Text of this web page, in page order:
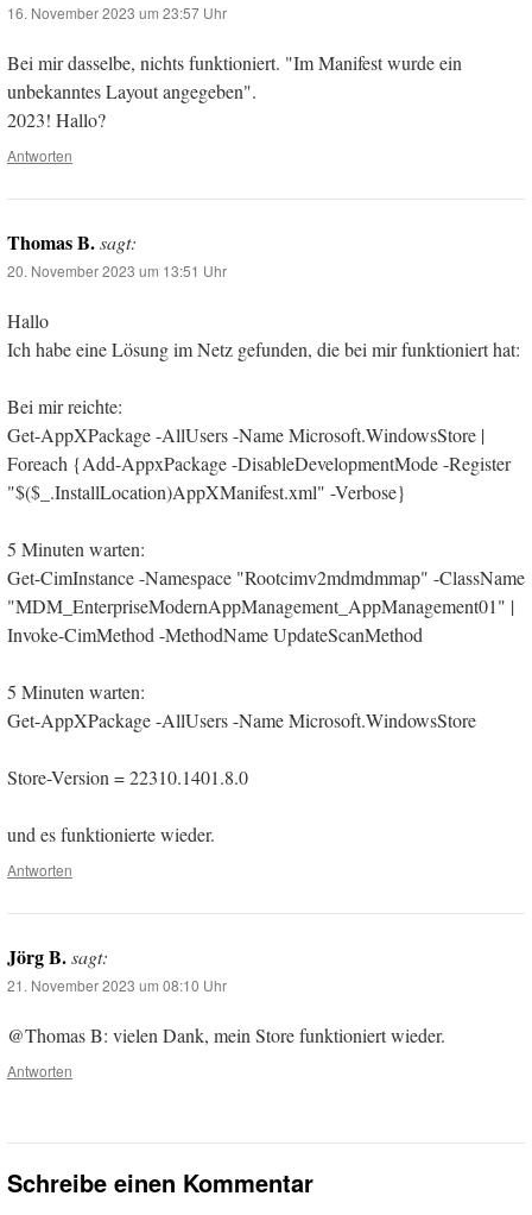
16. November 2023 um 23:57 Uhr
Bei mir dasselbe, nichts funktioniert. "Im Manifest wurde ein
unbekanntes Layout angegeben".
2023! Hallo?
Antworten
Thomas B.sagt:
20. November 2023 um 13:51 Uhr
Hallo
Ich habe eine Lösung im Netz gefunden, die bei mir funktioniert hat:
Bei mir reichte:
Get-AppXPackage -AllUsers -Name Microsoft.WindowsStore |
Foreach {Add-AppxPackage -DisableDevelopmentMode -Register
"$($_.InstallLocation)AppXManifest.xml" -Verbose}
5 Minuten warten:
Get-CimInstance -Namespace "Rootcimv2mdmdmmap" -ClassName
"MDM_EnterpriseModernAppManagement_AppManagement01" |
Invoke-CimMethod -MethodName UpdateScanMethod
5 Minuten warten:
Get-AppXPackage -AllUsers -Name Microsoft.WindowsStore
Store-Version = 22310.1401.8.0
und es funktionierte wieder.
Antworten
Jörg B.sagt:
21. November 2023 um 08:10 Uhr
@Thomas B: vielen Dank, mein Store funktioniert wieder.
Antworten
Schreibe einen Kommentar